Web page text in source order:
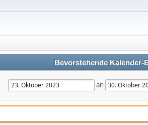
Bevorstehende Kalender-
an